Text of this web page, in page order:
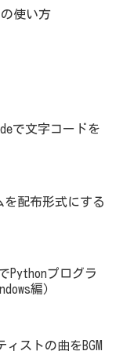
使い方
で文字コードを
配布形式にする
Pythonプログラ
編）
ィストの曲をBGM